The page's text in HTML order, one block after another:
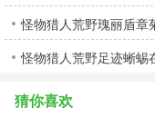
怪物猎人荒野瑰丽盾章
怪物猎人荒野足迹蜥蜴
猜你喜欢